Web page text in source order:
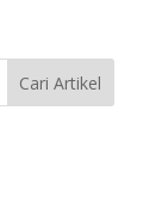
Cari Artikel